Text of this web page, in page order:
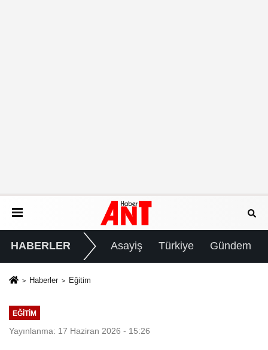
HABERLER Asayiş Türkiye Gündem
Haberler Eğitim
EĞITIM
Yayınlanma: 17 Haziran 2026 - 15:26